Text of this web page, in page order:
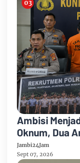
Ambisi
Oknum, Dua
Diduga Tipu
Kelulusan
Jambi24Jam
Sept 07, 2026